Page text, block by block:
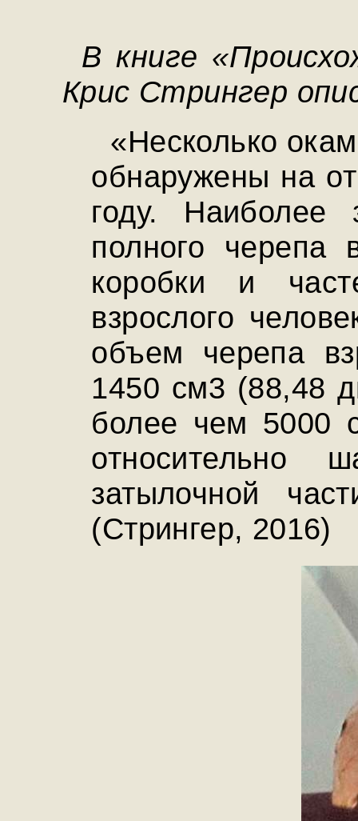
В книге
Крис Стрингер
«Несколько
обнаружены на
году. Наиболее
полного черепа
коробки и
взрослого
объем черепа
1450 см3 (88,48
более чем 5000
относительно
затылочной
(Стрингер, 2016)